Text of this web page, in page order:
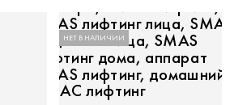
НЕТ В НАЛИЧИИ